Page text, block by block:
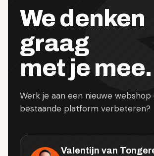
We denken
graag
met je mee.
Werk je aan een nieuwe webshop
bestaande platform verbeteren?
Valentijn van